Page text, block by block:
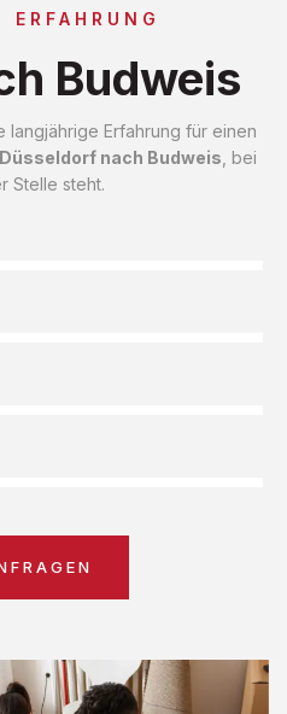
Budweis
langjährige Erfahrung für einen
nach Budweis , bei
Stelle steht.